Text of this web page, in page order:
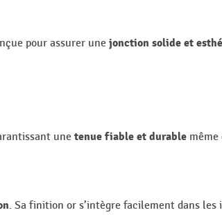
pour assurer une jonction solide et
une tenue fiable et durable même
. Sa finition or s’intègre facilement dans